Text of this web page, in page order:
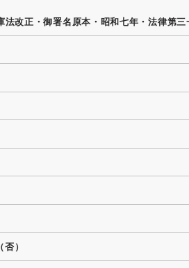
法改正・御署名原本・昭和七年・法律第三
）